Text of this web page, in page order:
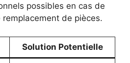
possibles en cas de
remplacement de pièces.
Solution Potentielle